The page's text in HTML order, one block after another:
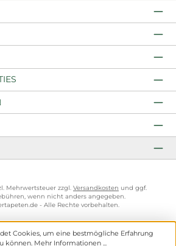
Mehrwertsteuer zzgl. Versandkosten und ggf.
wenn nicht anders angegeben.
- Alle Rechte vorbehalten.
Cookies, um eine bestmögliche Erfahrung
können. Mehr Informationen ...